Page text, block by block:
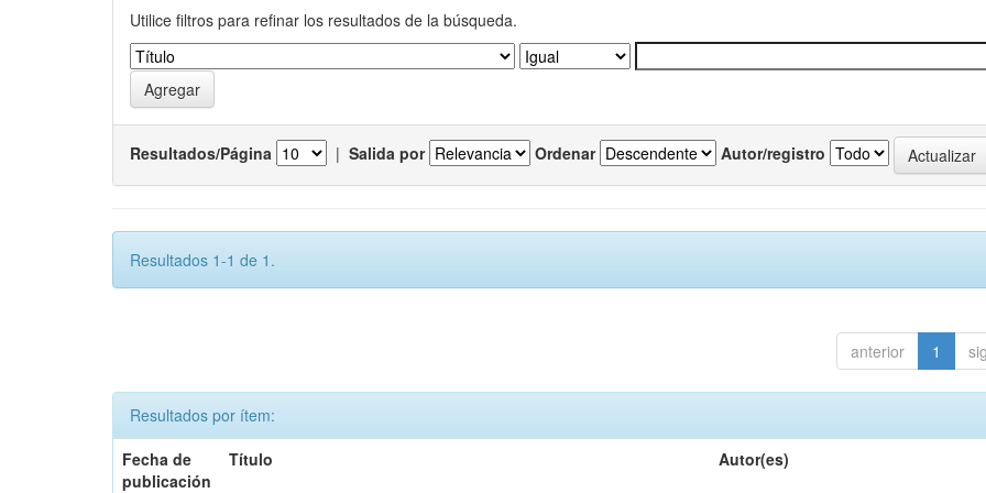
Utilice filtros para refinar los resultados de la búsqueda.
Resultados/Página | Salida por Ordenar Autor/registro
Resultados 1-1 de 1.
anterior 1
Resultados por ítem:
Fecha de
publicación
Título Autor(es)